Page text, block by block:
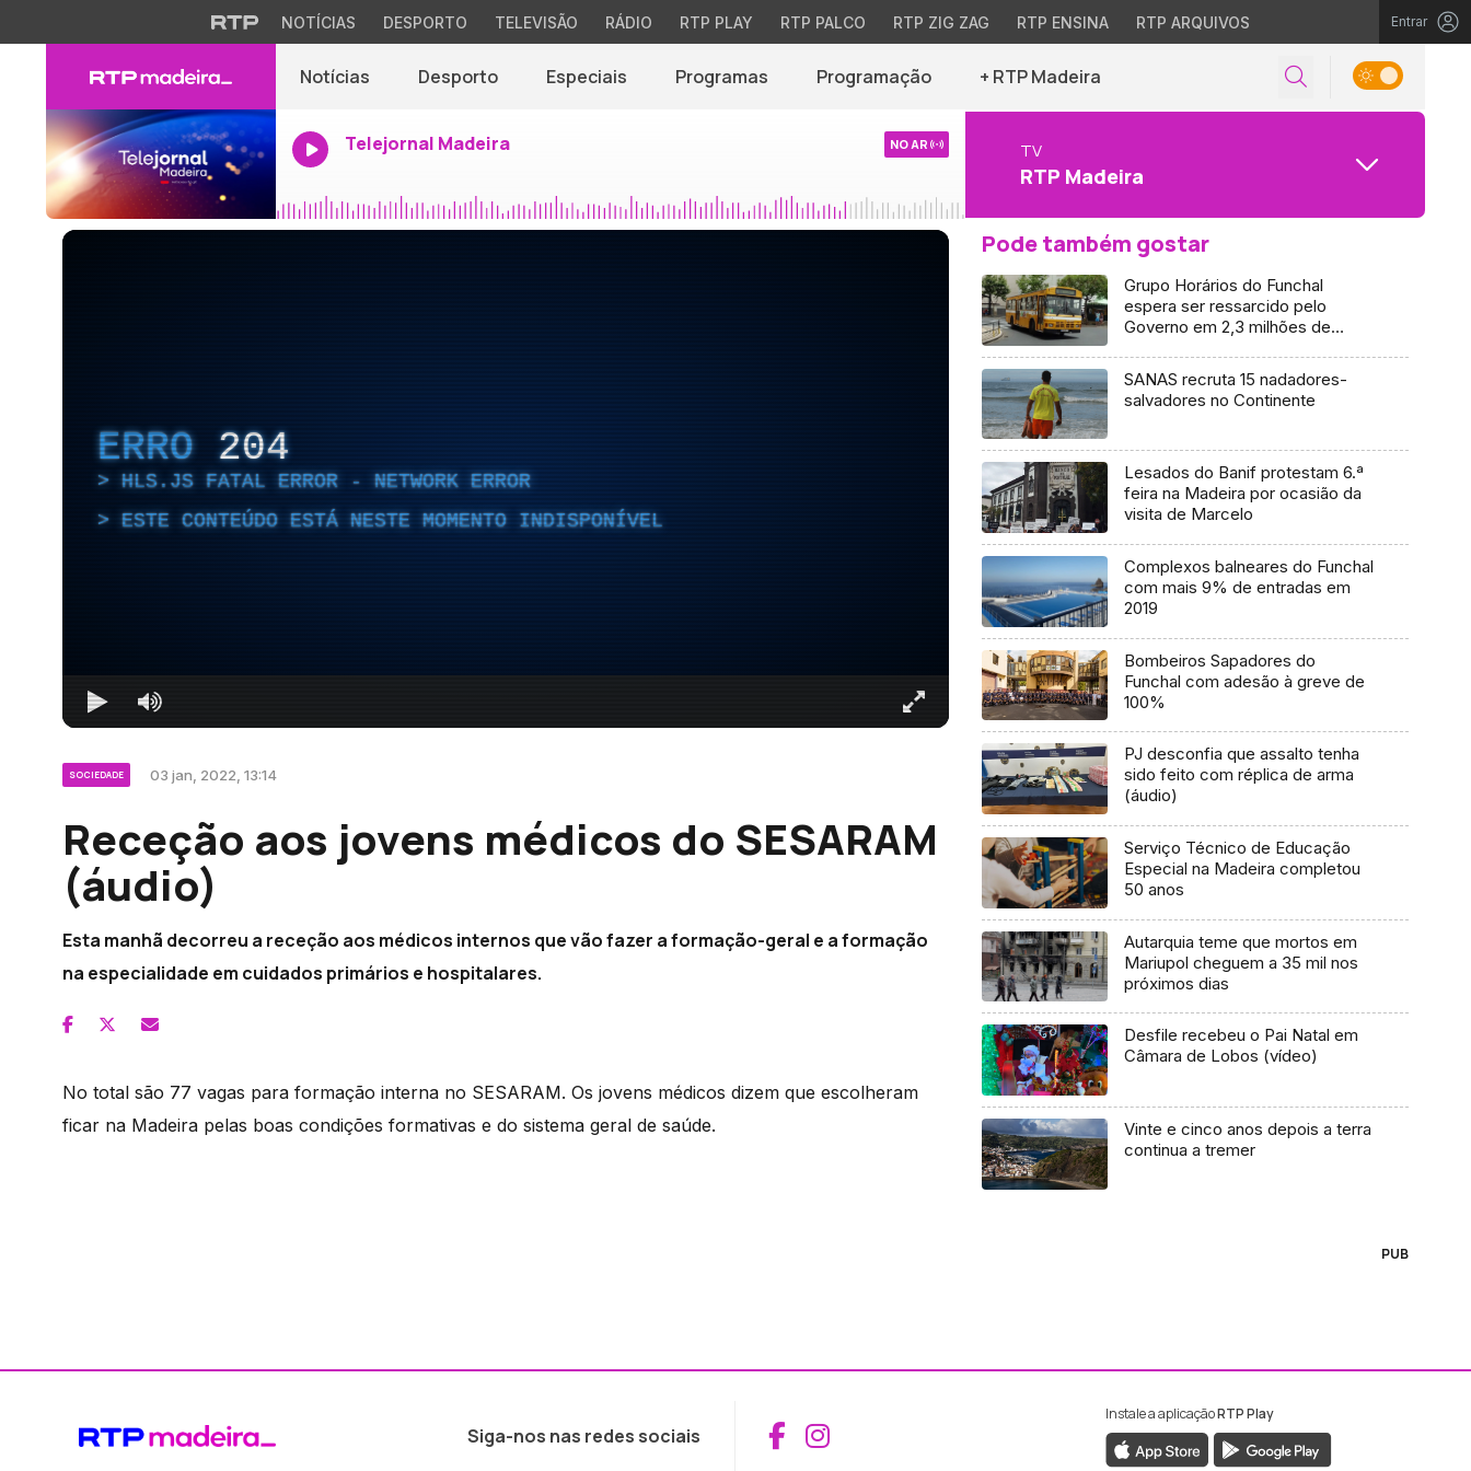
NOTÍCIAS DESPORTO TELEVISÃO RÁDIO RTP PLAY RTP PALCO RTP ZIG ZAG RTP ENSINA RTP ARQUIVOS Entrar
Notícias Desporto Especiais Programas Programação + RTP Madeira
Telejornal Madeira NO AR TV
RTP Madeira
ERRO 204
HLS.JS FATAL ERROR - NETWORK ERROR
ESTE CONTEÚDO ESTÁ NESTE MOMENTO INDISPONÍVEL
SOCIEDADE 03 jan, 2022, 13:14
Receção aos jovens médicos do SESARAM
(áudio)
Esta manhã decorreu a receção aos médicos internos que vão fazer a formação-geral e a formação
na especialidade em cuidados primários e hospitalares.
No total são 77 vagas para formação interna no SESARAM. Os jovens médicos dizem que escolheram
ficar na Madeira pelas boas condições formativas e do sistema geral de saúde.
Pode também gostar
Grupo Horários do Funchal
espera ser ressarcido pelo
Governo em 2,3 milhões de
SANAS recruta 15 nadadores-
salvadores no Continente
Lesados do Banif protestam 6.ª
feira na Madeira por ocasião da
visita de Marcelo
Complexos balneares do Funchal
com mais 9% de entradas em
2019
Bombeiros Sapadores do
Funchal com adesão à greve de
100%
PJ desconfia que assalto tenha
sido feito com réplica de arma
(áudio)
Serviço Técnico de Educação
Especial na Madeira completou
50 anos
Autarquia teme que mortos em
Mariupol cheguem a 35 mil nos
próximos dias
Desfile recebeu o Pai Natal em
Câmara de Lobos (vídeo)
Vinte e cinco anos depois a terra
continua a tremer
PUB
Siga-nos nas redes sociais Aceder ao Facebook da RTP Madeira
Aceder ao Instagram da RTP Madeira
Instale a aplicaçãoRTP Play